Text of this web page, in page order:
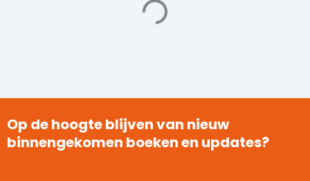
Op de hoogte blijven van nieuw
binnengekomen boeken en updates?